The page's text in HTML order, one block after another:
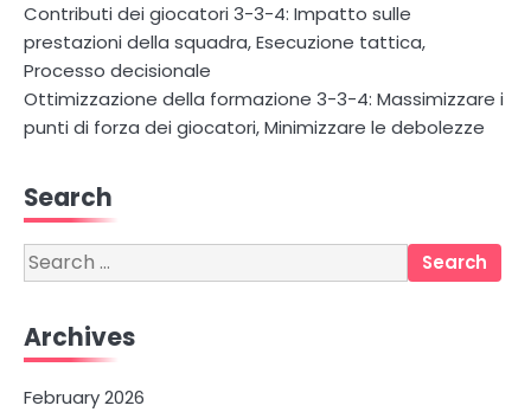
Contributi dei giocatori 3-3-4: Impatto sulle
prestazioni della squadra, Esecuzione tattica,
Processo decisionale
Ottimizzazione della formazione 3-3-4: Massimizzare i
punti di forza dei giocatori, Minimizzare le debolezze
Search
Search
for:
Archives
February 2026